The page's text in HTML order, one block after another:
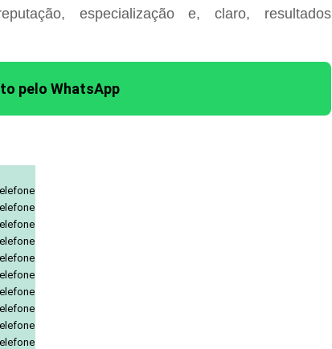
especialização e, claro, resultados
pelo WhatsApp